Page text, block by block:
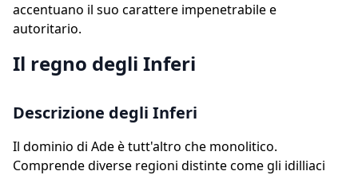
accentuano il suo carattere impenetrabile e
autoritario.
Il regno degli Inferi
Descrizione degli Inferi
Il dominio di Ade è tutt'altro che monolitico.
Comprende diverse regioni distinte come gli idilliaci